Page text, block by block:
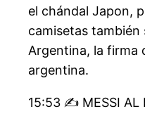
el chándal Japon,
camisetas también
Argentina, la firma
argentina.
15:53 ✍ MESSI